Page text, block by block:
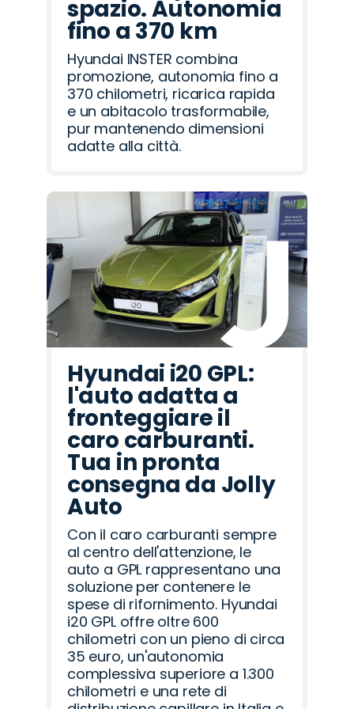
spazio. Autonomia
fino a 370 km
Hyundai INSTER combina
promozione, autonomia fino a
370 chilometri, ricarica rapida
e un abitacolo trasformabile,
pur mantenendo dimensioni
adatte alla città.
Hyundai i20 GPL:
l'auto adatta a
fronteggiare il
caro carburanti.
Tua in pronta
consegna da Jolly
Auto
Con il caro carburanti sempre
al centro dell'attenzione, le
auto a GPL rappresentano una
soluzione per contenere le
spese di rifornimento. Hyundai
i20 GPL offre oltre 600
chilometri con un pieno di circa
35 euro, un'autonomia
complessiva superiore a 1.300
chilometri e una rete di